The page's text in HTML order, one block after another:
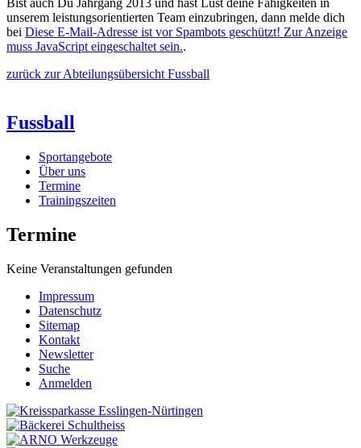
Bist auch Du Jahrgang 2013 und hast Lust deine Fähigkeiten in
unserem leistungsorientierten Team einzubringen, dann melde dich
bei Diese E-Mail-Adresse ist vor Spambots geschützt! Zur Anzeige
muss JavaScript eingeschaltet sein..
zurück zur Abteilungsübersicht Fussball
Fussball
Sportangebote
Über uns
Termine
Trainingszeiten
Termine
Keine Veranstaltungen gefunden
Impressum
Datenschutz
Sitemap
Kontakt
Newsletter
Suche
Anmelden